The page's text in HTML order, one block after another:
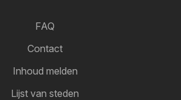
FAQ
Contact
Inhoud melden
Lijst van steden